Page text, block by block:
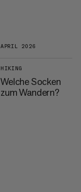
APRIL 2026
HIKING
Welche Socken
zum Wandern?